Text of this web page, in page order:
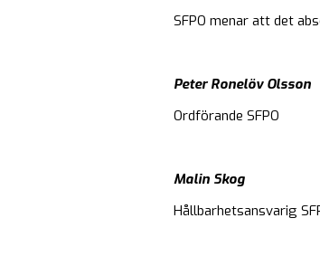
SFPO menar att det
Peter Ronelöv Olsson
Ordförande SFPO
Malin Skog
Hållbarhetsansvarig